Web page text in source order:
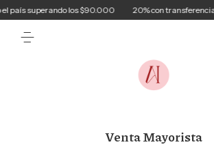
país superando los $90.000 20% con transferencia
Venta Mayorista